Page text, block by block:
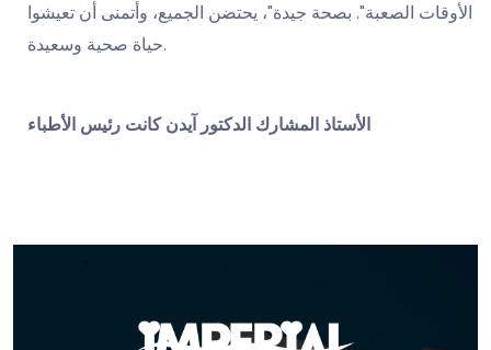
الأوقات الصعبة". بصحة جيدة"، يحتضن الجميع، وأتمنى أن تعيشوا
حياة صحية وسعيدة.
الأستاذ المشارك الدكتور آيدن كانت رئيس الأطباء